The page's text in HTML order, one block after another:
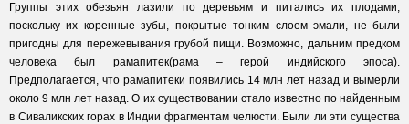
Группы этих обезьян лазили по деревьям и питались их плодами,
поскольку их коренные зубы, покрытые тонким слоем эмали, не были
пригодны для пережевывания грубой пищи. Возможно, дальним предком
человека был рамапитек(рама – герой индийского эпоса).
Предполагается, что рамапитеки появились 14 млн лет назад и вымерли
около 9 млн лет назад. О их существовании стало известно по найденным
в Сиваликских горах в Индии фрагментам челюсти. Были ли эти существа